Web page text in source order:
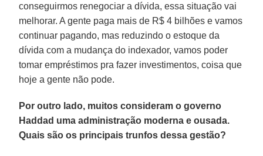
conseguirmos renegociar a dí­vida, essa situação vai
melhorar. A gente paga mais de R$ 4 bilhões e vamos
con­tinuar pagando, mas reduzindo o esto­que da
dívida com a mudança do inde­xador, vamos poder
tomar empréstimos pra fazer investimentos, coisa que
hoje a gente não pode.
Por outro lado, muitos consideram o governo
Haddad uma administração moderna e ousada.
Quais são os principais trunfos dessa gestão?